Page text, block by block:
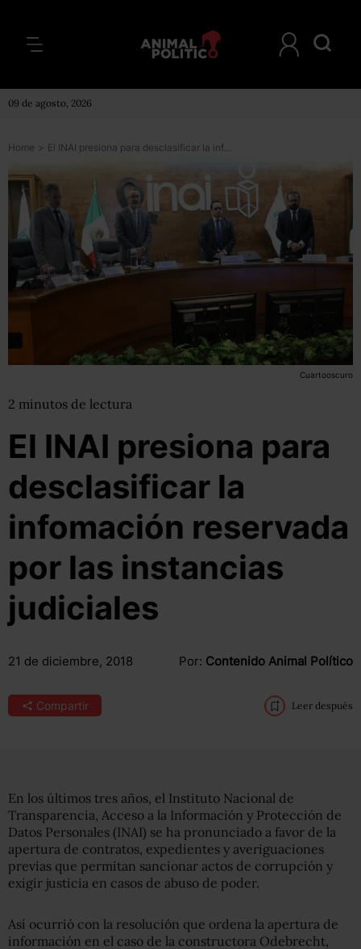
09 de agosto, 2026
Home > El INAI presiona para desclasificar la infomación reservada por las instancias judiciales
Cuartooscuro
2 minutos de lectura
El INAI presiona para
desclasificar la
infomación reservada
por las instancias
judiciales
21 de diciembre, 2018 Por: Contenido Animal Político
Compartir Leer después
En los últimos tres años, el Instituto Nacional de
Transparencia, Acceso a la Información y Protección de
Datos Personales (INAI) se ha pronunciado a favor de la
apertura de contratos, expedientes y averiguaciones
previas que permitan sancionar actos de corrupción y
exigir justicia en casos de abuso de poder.
Así ocurrió con la resolución que ordena la apertura de
información en el caso de la constructora Odebrecht,